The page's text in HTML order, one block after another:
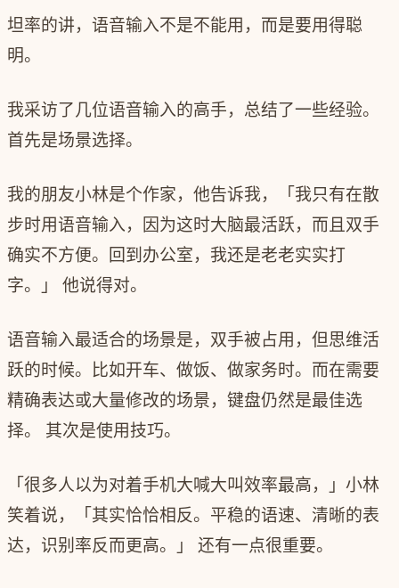
坦率的讲，语音输入不是不能用，而是要用得聪
明。
我采访了几位语音输入的高手，总结了一些经验。
首先是场景选择。
我的朋友小林是个作家，他告诉我，「我只有在散
步时用语音输入，因为这时大脑最活跃，而且双手
确实不方便。回到办公室，我还是老老实实打
字。」 他说得对。
语音输入最适合的场景是，双手被占用，但思维活
跃的时候。比如开车、做饭、做家务时。而在需要
精确表达或大量修改的场景，键盘仍然是最佳选
择。 其次是使用技巧。
「很多人以为对着手机大喊大叫效率最高，」小林
笑着说，「其实恰恰相反。平稳的语速、清晰的表
达，识别率反而更高。」 还有一点很重要。